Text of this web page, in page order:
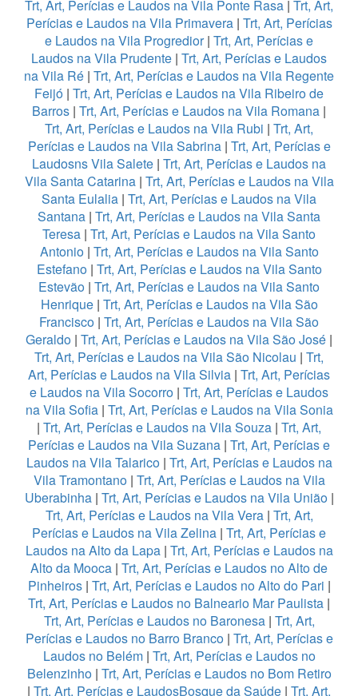
Trt, Art, Perícias e Laudos na Vila Ponte Rasa | Trt, Art,
Perícias e Laudos na Vila Primavera| Trt, Art, Perícias
e Laudos na Vila Progredior| Trt, Art, Perícias e
Laudos na Vila Prudente | Trt, Art, Perícias e Laudos
na Vila Ré | Trt, Art, Perícias e Laudos na Vila Regente
Feijó | Trt, Art, Perícias e Laudos na Vila Ribeiro de
Barros | Trt, Art, Perícias e Laudos na Vila Romana |
Trt, Art, Perícias e Laudos na Vila Rubi | Trt, Art,
Perícias e Laudos na Vila Sabrina| Trt, Art, Perícias e
Laudosns Vila Salete | Trt, Art, Perícias e Laudos na
Vila Santa Catarina| Trt, Art, Perícias e Laudos na Vila
Santa Eulalia | Trt, Art, Perícias e Laudos na Vila
Santana | Trt, Art, Perícias e Laudos na Vila Santa
Teresa | Trt, Art, Perícias e Laudos na Vila Santo
Antonio| Trt, Art, Perícias e Laudos na Vila Santo
Estefano| Trt, Art, Perícias e Laudos na Vila Santo
Estevão | Trt, Art, Perícias e Laudos na Vila Santo
Henrique| Trt, Art, Perícias e Laudos na Vila São
Francisco | Trt, Art, Perícias e Laudos na Vila São
Geraldo | Trt, Art, Perícias e Laudos na Vila São José |
Trt, Art, Perícias e Laudos na Vila São Nicolau | Trt,
Art, Perícias e Laudos na Vila Silvia | Trt, Art, Perícias
e Laudos na Vila Socorro | Trt, Art, Perícias e Laudos
na Vila Sofia| Trt, Art, Perícias e Laudos na Vila Sonia
| Trt, Art, Perícias e Laudos na Vila Souza | Trt, Art,
Perícias e Laudos na Vila Suzana | Trt, Art, Perícias e
Laudos na Vila Talarico| Trt, Art, Perícias e Laudos na
Vila Tramontano| Trt, Art, Perícias e Laudos na Vila
Uberabinha| Trt, Art, Perícias e Laudos na Vila União|
Trt, Art, Perícias e Laudos na Vila Vera| Trt, Art,
Perícias e Laudos na Vila Zelina | Trt, Art, Perícias e
Laudos na Alto da Lapa| Trt, Art, Perícias e Laudos na
Alto da Mooca | Trt, Art, Perícias e Laudos no Alto de
Pinheiros| Trt, Art, Perícias e Laudos no Alto do Pari |
Trt, Art, Perícias e Laudos no Balneario Mar Paulista |
Trt, Art, Perícias e Laudos no Baronesa| Trt, Art,
Perícias e Laudos no Barro Branco| Trt, Art, Perícias e
Laudos no Belém| Trt, Art, Perícias e Laudos no
Belenzinho| Trt, Art, Perícias e Laudos no Bom Retiro
| Trt, Art, Perícias e LaudosBosque da Saúde | Trt, Art,